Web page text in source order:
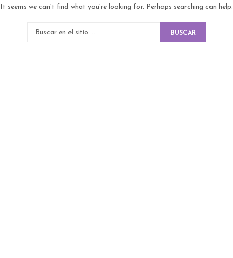
It seems we can’t find what you’re looking for. Perhaps searching can help.
BUSCAR